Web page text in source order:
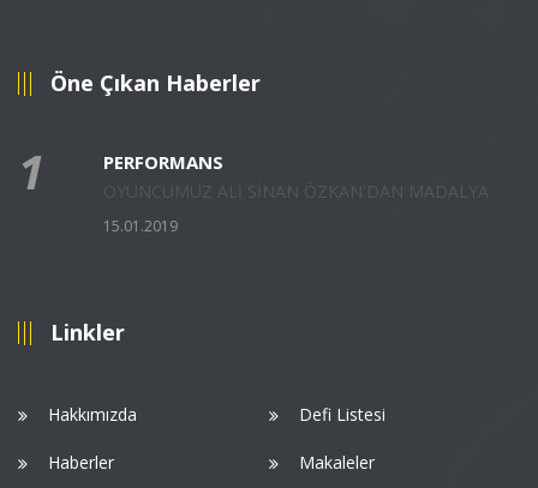
Öne Çıkan Haberler
1 PERFORMANS
OYUNCUMUZ ALİ SİNAN ÖZKAN'DAN MADALYA
15.01.2019
Linkler
Hakkımızda Defi Listesi
Haberler Makaleler